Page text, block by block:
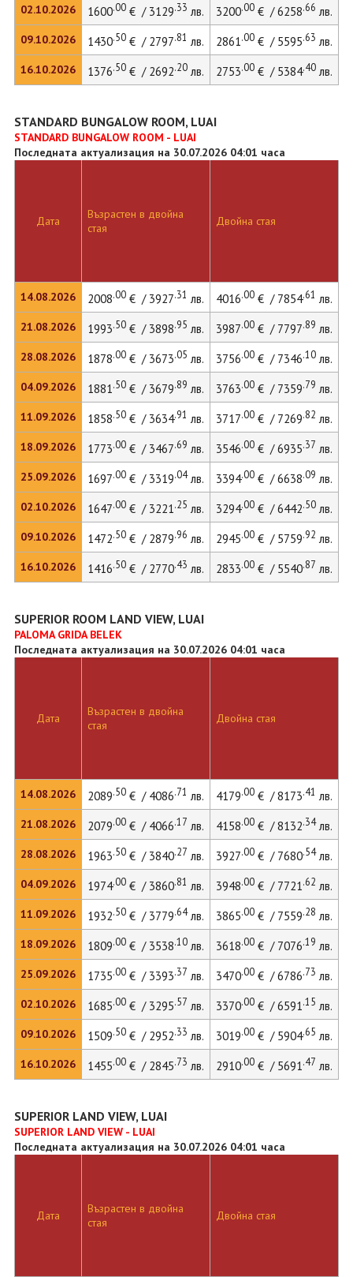
02.10.2026
09.10.2026
16.10.2026
1600.00€ / 3129.33 лв. 3200.00€ / 6258.66 лв.
1430.50€ / 2797.81 лв. 2861.00€ / 5595.63 лв.
1376.50€ / 2692.20лв. 2753.00€ / 5384.40лв.
STANDARD BUNGALOW ROOM, LUAI
STANDARD BUNGALOW ROOM - LUAI
Последната актуализация на 30.07.2026 04:01 часа
Дата
14.08.2026
21.08.2026
28.08.2026
04.09.2026
11.09.2026
18.09.2026
25.09.2026
02.10.2026
09.10.2026
16.10.2026
Възрастен в двойна
стая
Двойна стая
2008.00€ / 3927.31 лв. 4016.00€ / 7854.61 лв.
1993.50€ / 3898.95 лв. 3987.00€ / 7797.89 лв.
1878.00€ / 3673.05 лв. 3756.00€ / 7346.10лв.
1881.50€ / 3679.89 лв. 3763.00€ / 7359.79 лв.
1858.50€ / 3634.91 лв. 3717.00€ / 7269.82 лв.
1773.00€ / 3467.69 лв. 3546.00€ / 6935.37 лв.
1697.00€ / 3319.04лв. 3394.00€ / 6638.09 лв.
1647.00€ / 3221.25 лв. 3294.00€ / 6442.50лв.
1472.50€ / 2879.96 лв. 2945.00€ / 5759.92 лв.
1416.50€ / 2770.43 лв. 2833.00€ / 5540.87 лв.
SUPERIOR ROOM LAND VIEW, LUAI
PALOMA GRIDA BELEK
Последната актуализация на 30.07.2026 04:01 часа
Дата
14.08.2026
21.08.2026
28.08.2026
04.09.2026
11.09.2026
18.09.2026
25.09.2026
02.10.2026
09.10.2026
16.10.2026
Възрастен в двойна
стая
Двойна стая
2089.50€ / 4086.71 лв. 4179.00€ / 8173.41 лв.
2079.00€ / 4066.17 лв. 4158.00€ / 8132.34лв.
1963.50€ / 3840.27 лв. 3927.00€ / 7680.54лв.
1974.00€ / 3860.81 лв. 3948.00€ / 7721.62 лв.
1932.50€ / 3779.64лв. 3865.00€ / 7559.28 лв.
1809.00€ / 3538.10лв. 3618.00€ / 7076.19 лв.
1735.00€ / 3393.37 лв. 3470.00€ / 6786.73 лв.
1685.00€ / 3295.57 лв. 3370.00€ / 6591.15 лв.
1509.50€ / 2952.33 лв. 3019.00€ / 5904.65 лв.
1455.00€ / 2845.73 лв. 2910.00€ / 5691.47 лв.
SUPERIOR LAND VIEW, LUAI
SUPERIOR LAND VIEW - LUAI
Последната актуализация на 30.07.2026 04:01 часа
Дата
Възрастен в двойна
стая
Двойна стая